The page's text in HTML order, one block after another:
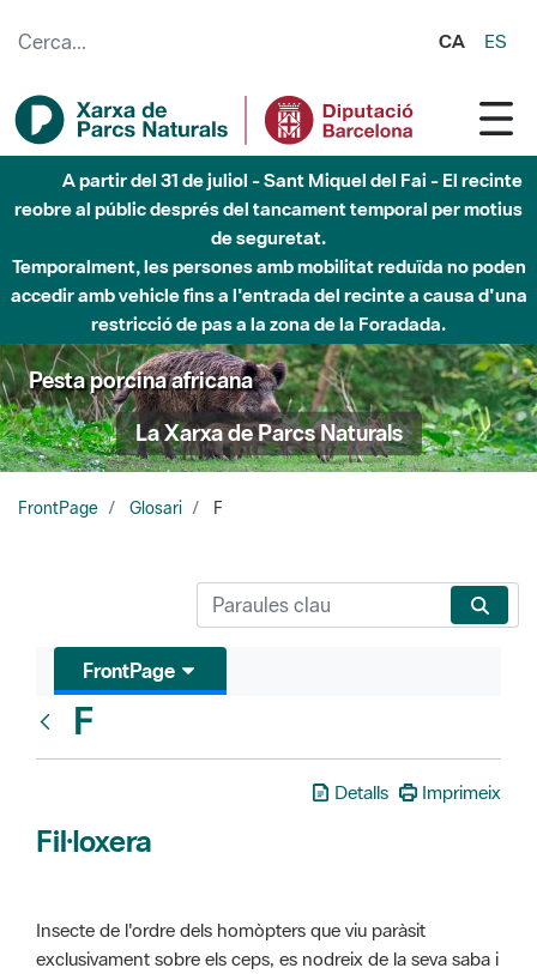
CA ES
A partir del 31 de juliol - Sant Miquel del Fai - El recinte
reobre al públic després del tancament temporal per motius
de seguretat.
Temporalment, les persones amb mobilitat reduïda no poden
accedir amb vehicle fins a l'entrada del recinte a causa d'una
restricció de pas a la zona de la Foradada.
Pesta porcina africana
La Xarxa de Parcs Naturals
FrontPage Glosari F
FrontPage
F
Detalls Imprimeix
Fil·loxera
Insecte de l'ordre dels homòpters que viu paràsit
exclusivament sobre els ceps, es nodreix de la seva saba i